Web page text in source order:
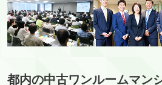
都内の中古ワンルームマン